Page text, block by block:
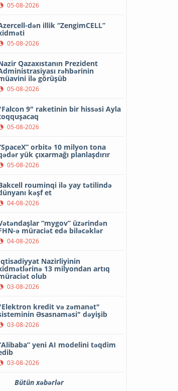
05-08-2026
dən illik “ZengimCELL”
05-08-2026
Qazaxıstanın Prezident
rəhbərinin
ilə görüşüb
05-08-2026
9" raketinin bir hissəsi Ayla
05-08-2026
orbitə 10 milyon tona
yük çıxarmağı planlaşdırır
05-08-2026
rouminqi ilə yay tətilində
kəşf et
04-08-2026
“mygov” üzərindən
ə müraciət edə biləcəklər
04-08-2026
Nazirliyinin
13 milyondan artıq
olub
03-08-2026
kredit və zəmanət"
Əsasnaməsi" dəyişib
03-08-2026
yeni AI modelini təqdim
03-08-2026
Bütün xəbərlər